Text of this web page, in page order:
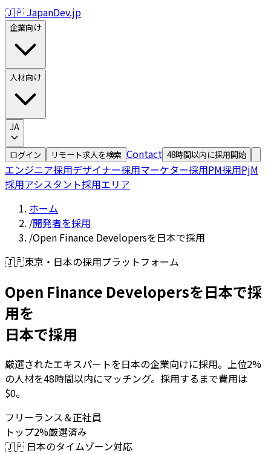
🇯🇵 JapanDev.jp
企業向け
人材向け
JA
ログイン リモート求人を検索 Contact 48時間以内に採用開始
エンジニア採用デザイナー採用マーケター採用PM採用PjM
採用アシスタント採用エリア
ホーム
/開発者を採用
/Open Finance Developersを日本で採用
🇯🇵東京・日本の採用プラットフォーム
Open Finance Developersを日本で採
用を
日本で採用
厳選されたエキスパートを日本の企業向けに採用。上位2%
の人材を48時間以内にマッチング。採用するまで費用は
$0。
フリーランス＆正社員
トップ2%厳選済み
🇯🇵 日本のタイムゾーン対応